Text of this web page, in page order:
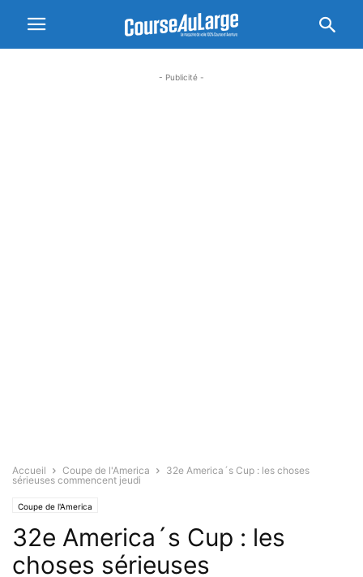
- Publicité -
Accueil Coupe de l'America
32e America´s Cup : les choses
sérieuses commencent jeudi
Coupe de l'America
32e America´s Cup : les
choses sérieuses